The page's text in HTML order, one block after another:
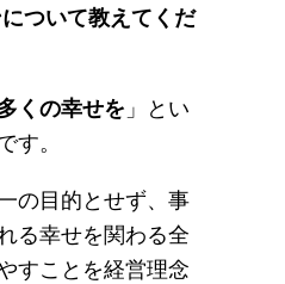
ついて教えてくだ
くの幸せを 」とい
す。
の目的とせず、事
る幸せを関わる全
すことを経営理念